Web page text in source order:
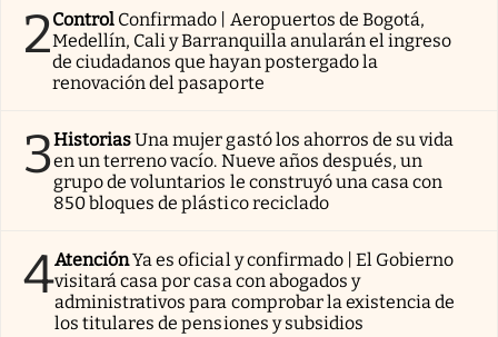
2Control Confirmado | Aeropuertos de Bogotá,
Medellín, Cali y Barranquilla anularán el ingreso
de ciudadanos que hayan postergado la
renovación del pasaporte
3HistoriasUna mujer gastó los ahorros de su vida
en un terreno vacío. Nueve años después, un
grupo de voluntarios le construyó una casa con
850 bloques de plástico reciclado
4AtenciónYa es oficial y confirmado | El Gobierno
visitará casa por casa con abogados y
administrativos para comprobar la existencia de
los titulares de pensiones y subsidios